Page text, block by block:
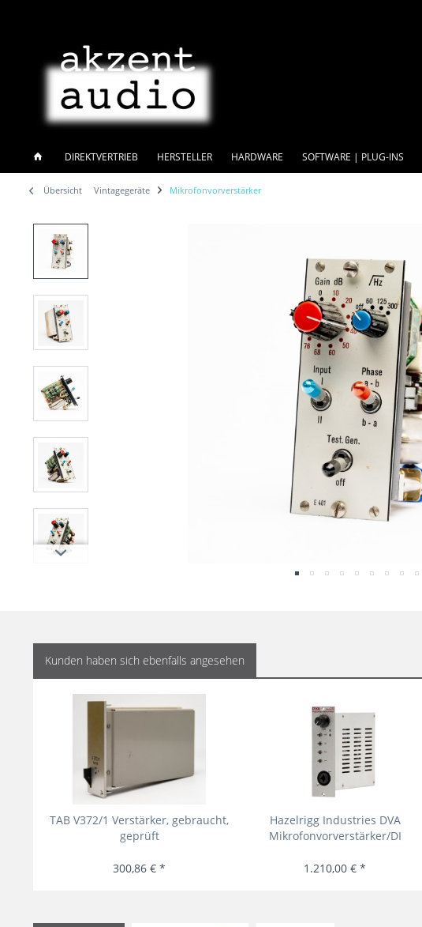
DIREKTVERTRIEB HERSTELLER HARDWARE SOFTWARE | PLUG-INS
Übersicht Vintagegeräte Mikrofonvorverstärker
Kunden haben sich ebenfalls angesehen
TAB V372/1 Verstärker, gebraucht,
geprüft
300,86 € *
Hazelrigg Industries DVA
Mikrofonvorverstärker/DI
1.210,00 € *